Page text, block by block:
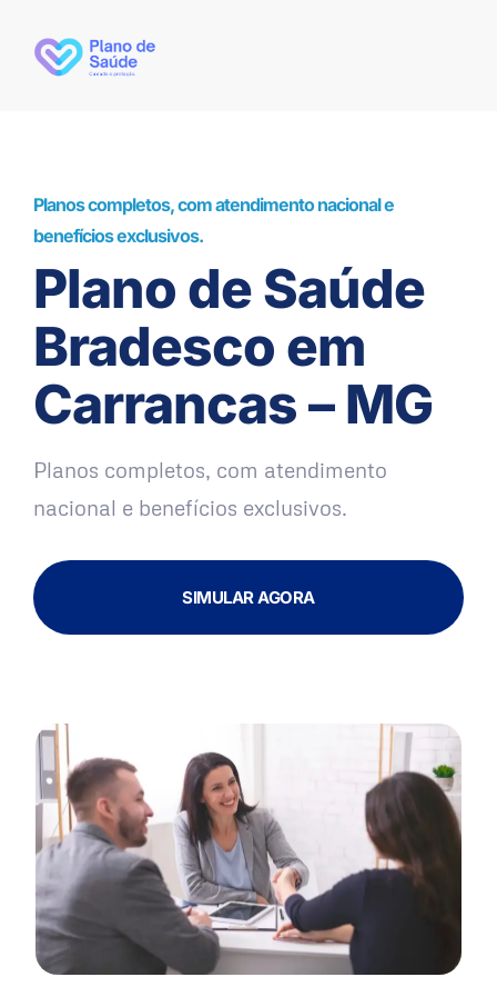
Planos completos, com atendimento nacional e
benefícios exclusivos.
Plano de Saúde
Bradesco em
Carrancas – MG
Planos completos, com atendimento
nacional e benefícios exclusivos.
SIMULAR AGORA